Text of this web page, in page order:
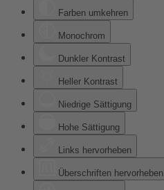
Farben umkehren
Monochrom
Dunkler Kontrast
Heller Kontrast
Niedrige Sättigung
Hohe Sättigung
Links hervorheben
Überschriften hervorheben